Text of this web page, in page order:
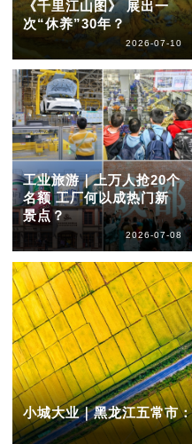
《千里江山图》 展出一
次“休养”30年？
2026-07-10
工业旅游｜上万人抢20个
名额 工厂何以成热门新
景点？
2026-07-08
小城大业｜黑龙江五常市